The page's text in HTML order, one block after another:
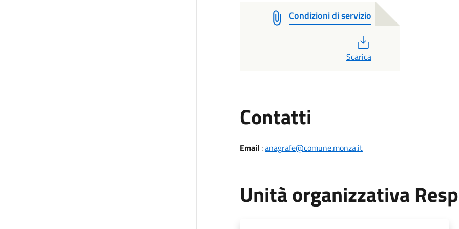
Condizioni di servizio
Scarica
Contatti
Email:anagrafe@comune.monza.it
Unità organizzativa